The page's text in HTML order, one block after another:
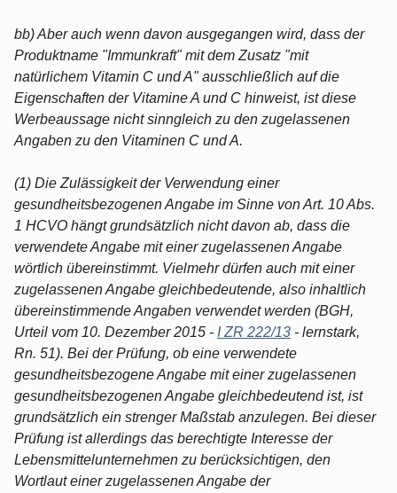
bb) Aber auch wenn davon ausgegangen wird, dass der
Produktname "Immunkraft" mit dem Zusatz "mit
natürlichem Vitamin C und A" ausschließlich auf die
Eigenschaften der Vitamine A und C hinweist, ist diese
Werbeaussage nicht sinngleich zu den zugelassenen
Angaben zu den Vitaminen C und A.
(1) Die Zulässigkeit der Verwendung einer
gesundheitsbezogenen Angabe im Sinne von Art. 10 Abs.
1 HCVO hängt grundsätzlich nicht davon ab, dass die
verwendete Angabe mit einer zugelassenen Angabe
wörtlich übereinstimmt. Vielmehr dürfen auch mit einer
zugelassenen Angabe gleichbedeutende, also inhaltlich
übereinstimmende Angaben verwendet werden (BGH,
Urteil vom 10. Dezember 2015 - I ZR 222/13 - lernstark,
Rn. 51). Bei der Prüfung, ob eine verwendete
gesundheitsbezogene Angabe mit einer zugelassenen
gesundheitsbezogenen Angabe gleichbedeutend ist, ist
grundsätzlich ein strenger Maßstab anzulegen. Bei dieser
Prüfung ist allerdings das berechtigte Interesse der
Lebensmittelunternehmen zu berücksichtigen, den
Wortlaut einer zugelassenen Angabe der